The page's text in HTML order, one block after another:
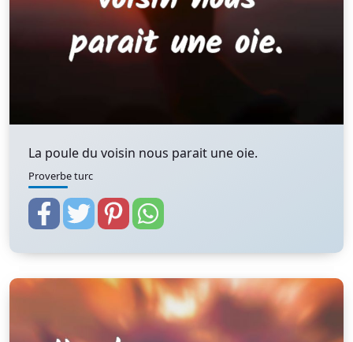
La poule du voisin nous parait une oie.
Proverbe turc